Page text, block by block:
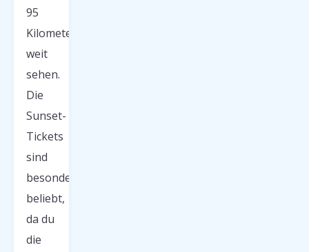
95
Kilometer
weit
sehen.
Die
Sunset-
Tickets
sind
besonders
beliebt,
da du
die